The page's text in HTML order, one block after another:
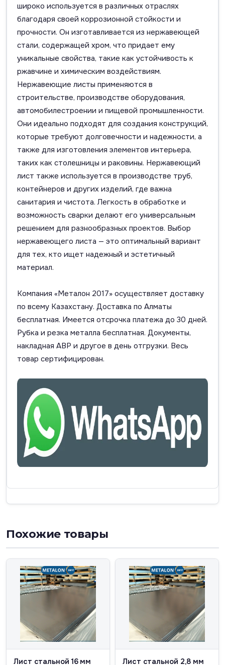
широко используется в различных отраслях
благодаря своей коррозионной стойкости и
прочности. Он изготавливается из нержавеющей
стали, содержащей хром, что придает ему
уникальные свойства, такие как устойчивость к
ржавчине и химическим воздействиям.
Нержавеющие листы применяются в
строительстве, производстве оборудования,
автомобилестроении и пищевой промышленности.
Они идеально подходят для создания конструкций,
которые требуют долговечности и надежности, а
также для изготовления элементов интерьера,
таких как столешницы и раковины. Нержавеющий
лист также используется в производстве труб,
контейнеров и других изделий, где важна
санитария и чистота. Легкость в обработке и
возможность сварки делают его универсальным
решением для разнообразных проектов. Выбор
нержавеющего листа — это оптимальный вариант
для тех, кто ищет надежный и эстетичный
материал.
Компания «Металон 2017» осуществляет доставку
по всему Казахстану. Доставка по Алматы
бесплатная. Имеется отсрочка платежа до 30 дней.
Рубка и резка металла бесплатная. Документы,
накладная АВР и другое в день отгрузки. Весь
товар сертифицирован.
Похожие товары
Лист стальной 16 мм Лист стальной 2,8 мм